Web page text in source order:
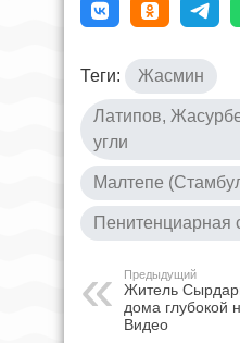
Теги: Жасмин
Латипов,
угли
Малтепе
Пенитенциарная
Предыдущий
Житель
дома глубокой
Видео